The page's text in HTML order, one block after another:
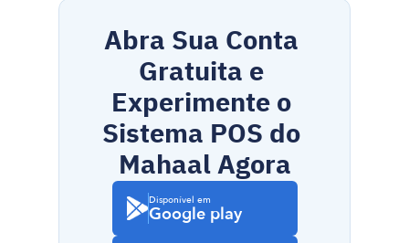
Abra Sua Conta
Gratuita e
Experimente o
Sistema POS do
Mahaal Agora
Disponível em
Google play